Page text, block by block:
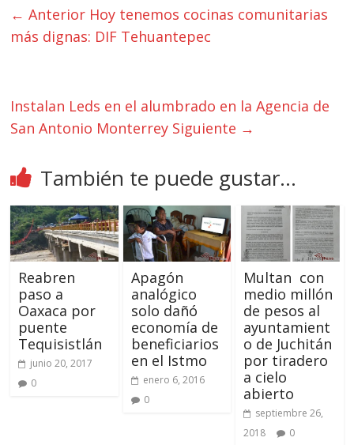
← Anterior Hoy tenemos cocinas comunitarias
más dignas: DIF Tehuantepec
Instalan Leds en el alumbrado en la Agencia de
San Antonio Monterrey Siguiente →
También te puede gustar...
Reabren
paso a
Oaxaca por
puente
Tequisistlán
junio 20, 2017
0
Apagón
analógico
solo dañó
economía de
beneficiarios
en el Istmo
enero 6, 2016
0
Multan con
medio millón
de pesos al
ayuntamient
o de Juchitán
por tiradero
a cielo
abierto
septiembre 26,
2018
0